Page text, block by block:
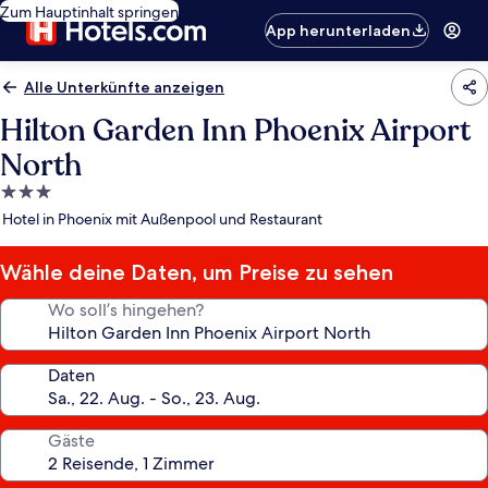
Zum Hauptinhalt springen
App herunterladen
Alle Unterkünfte anzeigen
Hilton Garden Inn Phoenix Airport
North
3.0-
Sterne-
Hotel in Phoenix mit Außenpool und Restaurant
Wähle deine Daten, um Preise zu sehen
Wo soll’s hingehen?
Daten
Gäste